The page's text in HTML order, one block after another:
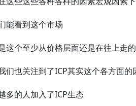
能看到这个市场
这个至少从价格层面还是在往上走的
们也关注到了ICP其实这个各方面的
多的人加入了ICP生态